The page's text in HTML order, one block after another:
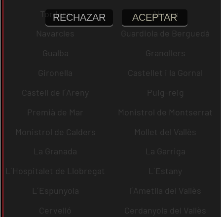
Tordera
Abrera
Navarcles
Guardiola de Berguedà
Gualba
Granollers
Gironella
Castellet i la Gornal
Castell de l´Areny
Puig-reig
Premià de Mar
Monistrol de Montserrat
Monistrol de Calders
Mollet del Vallès
La Granada
La Garriga
L´Hospitalet de Llobregat
L´Estany
L´Espunyola
l´Ametlla del Vallès
Cervelló
Cerdanyola del Vallès
RECHAZAR ACEPTAR